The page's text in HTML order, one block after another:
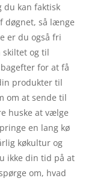
du kan faktisk
døgnet, så længe
er du også fri
skiltet og til
for at få
produkter til
om at sende til
huske at vælge
en lang kø
køkultur og
ikke din tid på at
om, hvad